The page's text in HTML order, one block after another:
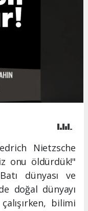
Nietzsche
onu öldürdük!"
dünyası ve
doğal dünyayı
bilimi